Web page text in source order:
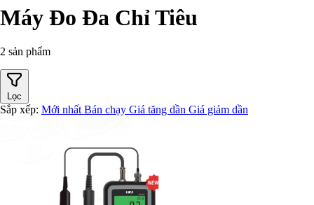
Máy Đo Đa Chỉ Tiêu
2 sản phẩm
Lọc
Sắp xếp: Mới nhất Bán chạy Giá tăng dần Giá giảm dần